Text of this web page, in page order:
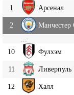
1 Арсенал
2 Манчестер
10
Фулхэм
11 Ливерпуль
12 Халл